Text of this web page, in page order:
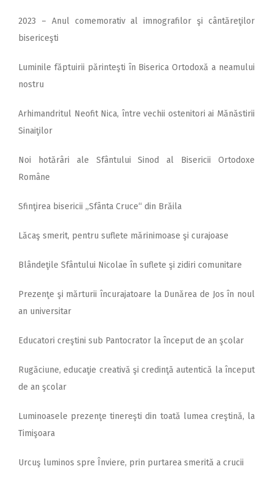
2023 – Anul comemorativ al imnografilor şi cântăreţilor
bisericeşti
Luminile făptuirii părinteşti în Biserica Ortodoxă a neamului
nostru
Arhimandritul Neofit Nica, între vechii ostenitori ai Mănăstirii
Sinaiţilor
Noi hotărâri ale Sfântului Sinod al Bisericii Ortodoxe
Române
Sfinţirea bisericii „Sfânta Cruce“ din Brăila
Lăcaş smerit, pentru suflete mărinimoase şi curajoase
Blândeţile Sfântului Nicolae în suflete şi zidiri comunitare
Prezenţe şi mărturii încurajatoare la Dunărea de Jos în noul
an universitar
Educatori creştini sub Pantocrator la început de an şcolar
Rugăciune, educaţie creativă şi credinţă autentică la început
de an şcolar
Luminoasele prezenţe tinereşti din toată lumea creştină, la
Timişoara
Urcuş luminos spre Înviere, prin purtarea smerită a crucii